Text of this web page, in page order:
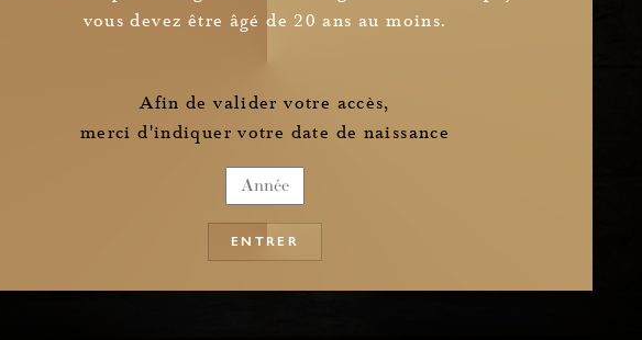
vous devez être âgé de 20 ans au moins.
Afin de valider votre accès,
merci d'indiquer votre date de naissance
ENTRER